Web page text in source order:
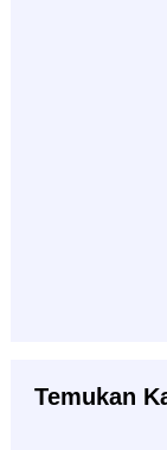
Temukan